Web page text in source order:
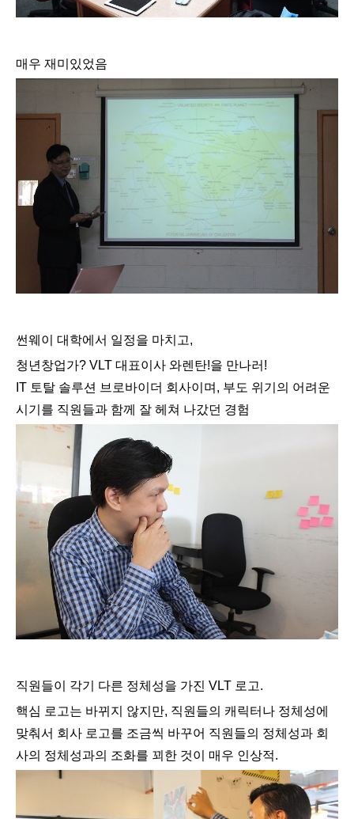
매우 재미있었음
썬웨이 대학에서 일정을 마치고,
청년창업가? VLT 대표이사 와렌탄!을 만나러!
IT 토탈 솔루션 브로바이더 회사이며, 부도 위기의 어려운
시기를 직원들과 함께 잘 헤쳐 나갔던 경험
직원들이 각기 다른 정체성을 가진 VLT 로고.
핵심 로고는 바뀌지 않지만, 직원들의 캐릭터나 정체성에
맞춰서 회사 로고를 조금씩 바꾸어 직원들의 정체성과 회
사의 정체성과의 조화를 꾀한 것이 매우 인상적.